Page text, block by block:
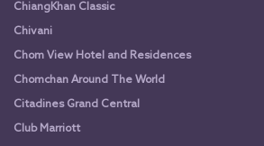
ChiangKhan Classic
Chivani
Chom View Hotel and Residences
Chomchan Around The World
Citadines Grand Central
Club Marriott